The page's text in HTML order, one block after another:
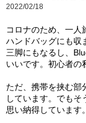
2022/02/18
コロナのため、一人
ハンドバッグにも収
三脚にもなるし、
いいです。初心者の
ただ、携帯を挟む部
しています。でもそ
思い納得しています。